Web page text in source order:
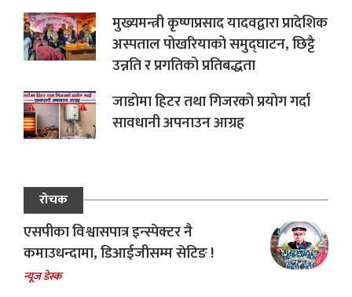
मुख्यमन्त्री कृष्णप्रसाद यादवद्वारा प्रादेशिक
अस्पताल पोखरियाको समुद्घाटन, छिट्टै
उन्नति र प्रगतिको प्रतिबद्धता
जाडोमा हिटर तथा गिजरको प्रयोग गर्दा
सावधानी अपनाउन आग्रह
रोचक
एसपीका विश्वासपात्र इन्स्पेक्टर नै
कमाउधन्दामा, डिआईजीसम्म सेटिङ !
न्यूज डेस्क